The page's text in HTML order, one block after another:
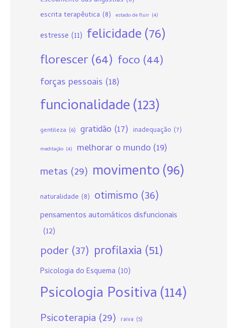
escrita terapêutica (8) estado de fluir (4)
estresse (11) felicidade(76)
florescer(64) foco (44)
forças pessoais (18)
funcionalidade(123)
gentileza (6) gratidão (17) inadequação (7)
meditação (4) melhorar o mundo(19)
metas (29) movimento(96)
naturalidade (8) otimismo (36)
pensamentos automáticos disfuncionais
(12)
poder(37) profilaxia (51)
Psicologia do Esquema (10)
Psicologia Positiva(114)
Psicoterapia (29) raiva (5)